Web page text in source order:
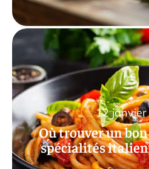
Où trouver un
spécialités
12